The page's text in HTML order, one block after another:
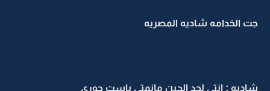
جت الخدامه شاديه المصريه
شاديه : انتي لحد الحين مانمتي ياست جوري